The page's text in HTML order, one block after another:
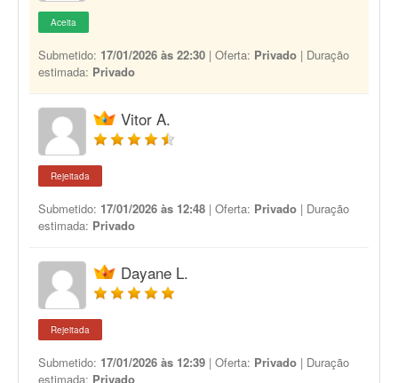
Aceita
Submetido: 17/01/2026 às 22:30 | Oferta: Privado | Duração
estimada: Privado
Vitor A.
Rejeitada
Submetido: 17/01/2026 às 12:48 | Oferta: Privado | Duração
estimada: Privado
Dayane L.
Rejeitada
Submetido: 17/01/2026 às 12:39 | Oferta: Privado | Duração
estimada: Privado